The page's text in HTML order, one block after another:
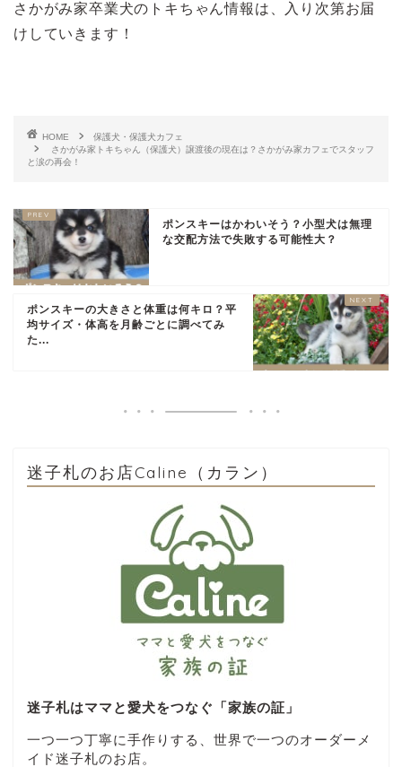
さかがみ家卒業犬のトキちゃん情報は、入り次第お届
けしていきます！
HOME
保護犬・保護犬カフェ
さかがみ家トキちゃん（保護犬）譲渡後の現在は？さかがみ家カフェでスタッフ
と涙の再会！
ポンスキーはかわいそう？小型犬は無理
な交配方法で失敗する可能性大？
ポンスキーの大きさと体重は何キロ？平
均サイズ・体高を月齢ごとに調べてみ
た...
迷子札のお店Caline（カラン）
迷子札はママと愛犬をつなぐ「家族の証」
一つ一つ丁寧に手作りする、世界で一つのオーダーメ
イド迷子札のお店。